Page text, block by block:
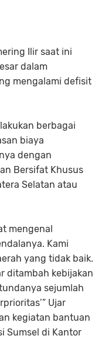
Ilir saat ini
dalam
mengalami defisit
berbagai
biaya
dengan
Bersifat Khusus
Selatan atau
mengenal
Kami
yang tidak baik.
ditambah kebijakan
sejumlah
Ujar
kegiatan bantuan
Sumsel di Kantor